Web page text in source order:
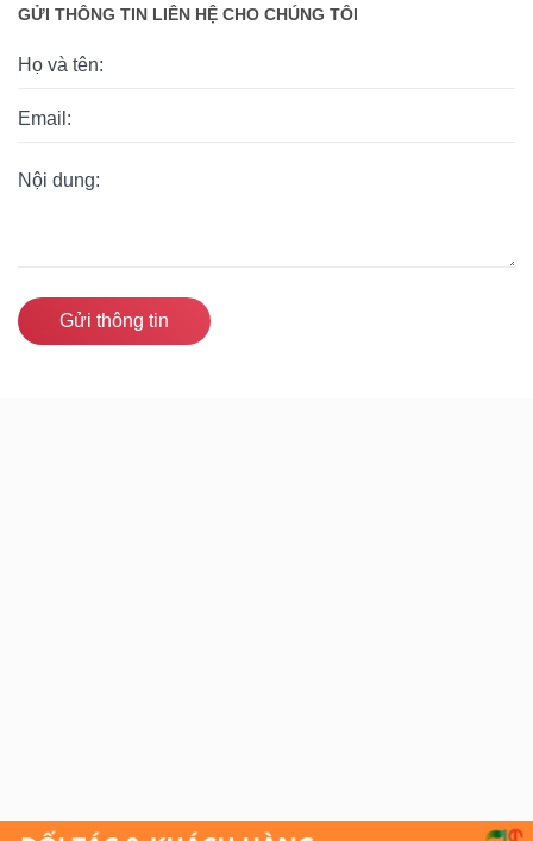
GỬI THÔNG TIN LIÊN HỆ CHO CHÚNG TÔI
Gửi thông tin